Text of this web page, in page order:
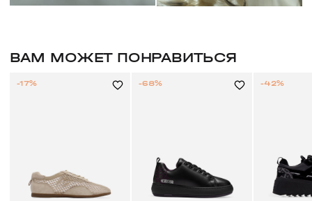
ВАМ МОЖЕТ ПОНРАВИТЬСЯ
-17% -68% -42%